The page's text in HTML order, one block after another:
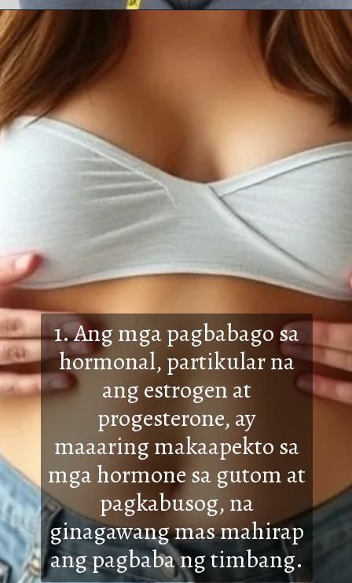
1. Ang mga pagbabago sa
hormonal, partikular na
ang estrogen at
progesterone, ay
maaaring makaapekto sa
mga hormone sa gutom at
pagkabusog, na
ginagawang mas mahirap
ang pagbaba ng timbang.